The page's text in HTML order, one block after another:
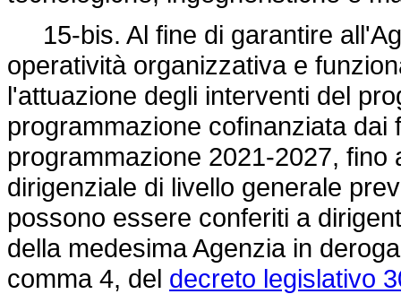
15-bis. Al fine di garantire
operatività organizzativa e
l'attuazione degli interventi del
programmazione cofinanziata dai
programmazione 2021-2027,
dirigenziale di livello generale
possono essere conferiti a
della medesima Agenzia in
comma 4, del decreto legislativo